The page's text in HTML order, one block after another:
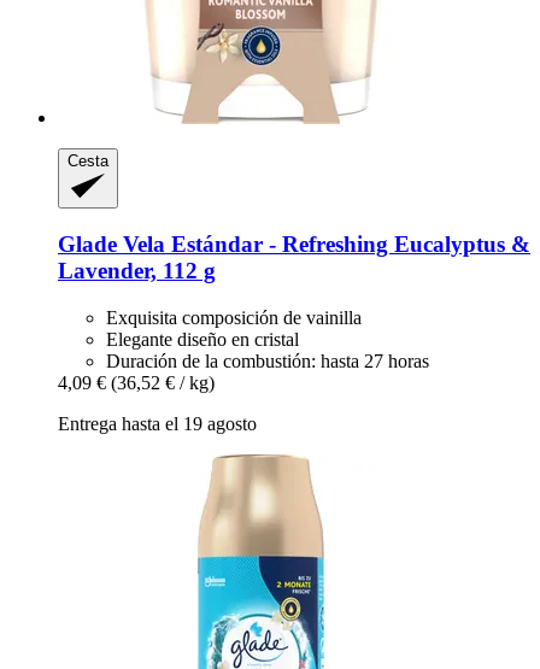
Cesta
Glade Vela Estándar -​ Refreshing Eucalyptus &
Lavender, 112 g
Exquisita composición de vainilla
Elegante diseño en cristal
Duración de la combustión: hasta 27 horas
4,09 € (36,52 € / kg)
Entrega hasta el 19 agosto